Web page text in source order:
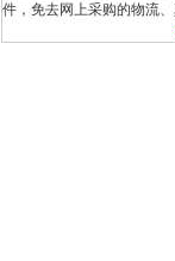
件，免去网上采购的物流